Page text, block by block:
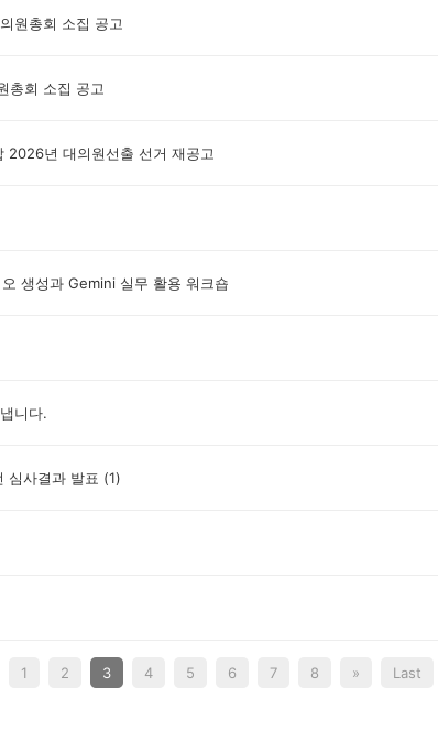
원총회 소집 공고
총회 소집 공고
2026년 대의원선출 선거 재공고
생성과 Gemini 실무 활용 워크숍
니다.
심사결과 발표 (1)
1 2 3 4 5 6 7 8 » Last